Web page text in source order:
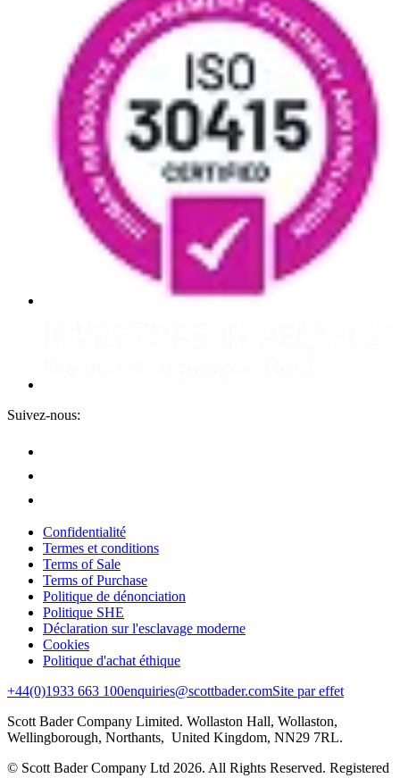
Suivez-nous:
Confidentialité
Termes et conditions
Terms of Sale
Terms of Purchase
Politique de dénonciation
Politique SHE
Déclaration sur l'esclavage moderne
Cookies
Politique d'achat éthique
+44(0)1933 663 100enquiries@scottbader.comSite par effet
Scott Bader Company Limited. Wollaston Hall, Wollaston,
Wellingborough, Northants, United Kingdom, NN29 7RL.
© Scott Bader Company Ltd 2026. All Rights Reserved. Registered